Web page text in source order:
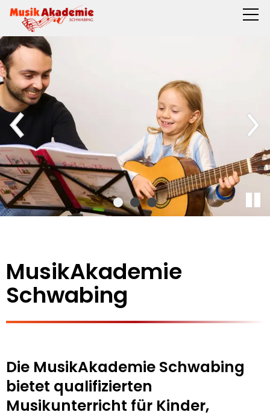
MusikAkademie
Schwabing
Die MusikAkademie Schwabing
bietet qualifizierten
Musikunterricht für Kinder,